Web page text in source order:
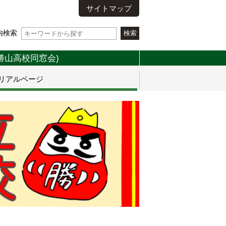
サイトマップ
検索
山高校同窓会)
アルページ